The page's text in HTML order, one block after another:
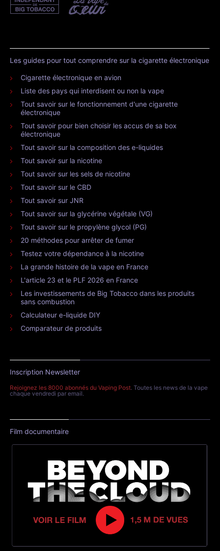
Les guides pour tout comprendre sur la cigarette électronique
Cigarette électronique en avion
Liste des pays qui interdisent ou non la vape
Tout savoir sur le fonctionnement d'une cigarette
électronique
Tout savoir pour bien choisir les accus de sa box
électronique
Tout savoir sur la composition des e-liquides
Tout savoir sur la nicotine
Tout savoir sur les sels de nicotine
Tout savoir sur le CBD
Tout savoir sur JNR
Tout savoir sur la glycérine végétale (VG)
Tout savoir sur le propylène glycol (PG)
20 méthodes pour arrêter de fumer
Testez votre dépendance à la nicotine
La grande histoire de la vape en France
L'article 23 et le PLF 2026 en France
Les investissements de Big Tobacco dans les produits
sans combustion
Calculateur e-liquide DIY
Comparateur de produits
Inscription Newsletter
Rejoignez les 8000 abonnés du Vaping Post. Toutes les news de la vape
chaque vendredi par email.
Film documentaire